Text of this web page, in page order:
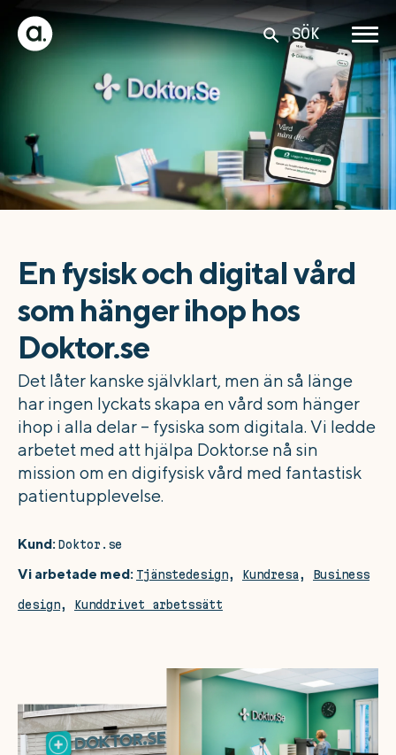
SÖK
En fysisk och digital vård
som hänger ihop hos
Doktor.se
Det låter kanske självklart, men än så länge
har ingen lyckats skapa en vård som hänger
ihop i alla delar – fysiska som digitala. Vi ledde
arbetet med att hjälpa Doktor.se nå sin
mission om en digifysisk vård med fantastisk
patientupplevelse.
Kund: Doktor.se
Vi arbetade med: Tjänstedesign, Kundresa , Business
design, Kunddrivet arbetssätt